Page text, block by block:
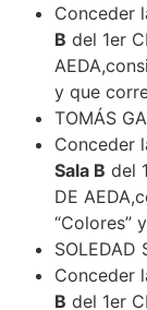
Conceder
B del 1er
y que
TOMÁS
Conceder
Sala B del
DE
“Colores”
SOLEDAD
Conceder
B del 1er